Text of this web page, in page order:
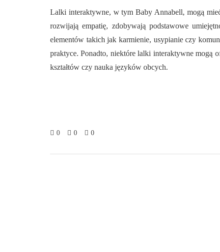
Lalki interaktywne, w tym Baby Annabell, mogą
rozwijają empatię, zdobywają podstawowe
elementów takich jak karmienie, usypianie czy
praktyce. Ponadto, niektóre lalki interaktywne mogą
kształtów czy nauka języków obcych.
0 0 0